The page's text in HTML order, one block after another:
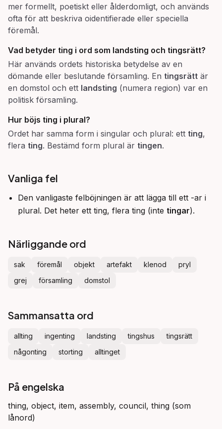
mer formellt, poetiskt eller ålderdomligt, och används
ofta för att beskriva oidentifierade eller speciella
föremål.
Vad betyder ting i ord som landsting och tingsrätt?
Här används ordets historiska betydelse av en
dömande eller beslutande församling. En tingsrätt är
en domstol och ett landsting (numera region) var en
politisk församling.
Hur böjs ting i plural?
Ordet har samma form i singular och plural: ett ting,
flera ting. Bestämd form plural är tingen.
Vanliga fel
Den vanligaste felböjningen är att lägga till ett -ar i
plural. Det heter ett ting, flera ting (inte tingar).
Närliggande ord
sak föremål objekt artefakt klenod
pryl
grej
församling domstol
Sammansatta ord
allting ingenting landsting tingshus
tingsrätt
någonting
storting alltinget
På engelska
thing, object, item, assembly, council, thing (som
lånord)